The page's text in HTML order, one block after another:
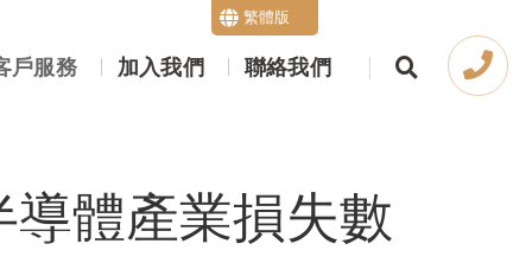
繁體版
English
戶服務 加入我們 聯絡我們
體產業損失數